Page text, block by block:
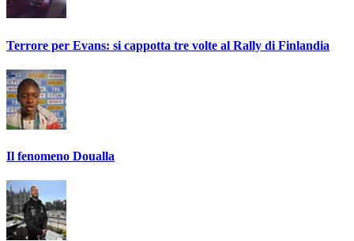
Terrore per Evans: si cappotta tre volte al Rally di Finlandia
Il fenomeno Doualla